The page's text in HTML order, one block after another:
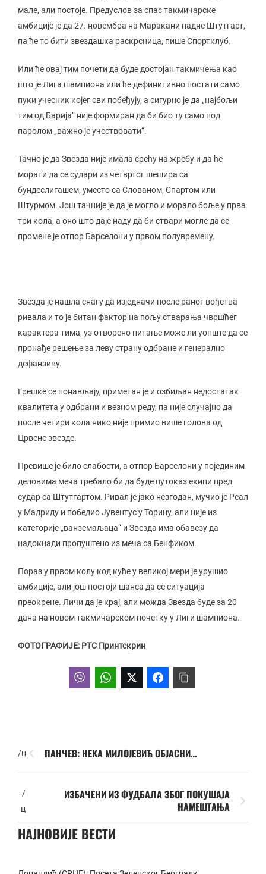
мале, али постоје. Предуслов за спас такмичарске
амбиције је да 27. новембра на Маракани падне Штутгарт,
па ће то бити звездашка раскрсница, пише Спортклуб.
Или ће овај тим почети да буде достојан такмичења као
што је Лига шампиона или ће дефинитивно постати само
пуки учесник којег сви побеђују, а сигурно је да „најбољи
тим од Барија“ није формиран да би био ту само под
паролом „важно је учествовати“.
Тачно је да Звезда није имала срећу на жребу и да ће
морати да се судари из четвртог шешира са
бундеслигашем, уместо са Слованом, Спартом или
Штурмом. Још тачније је да је могло и морало боље у прва
три кола, а оно што даје наду да би ствари могле да се
промене је отпор Барселони у првом полувремену.
Звезда је нашла снагу да изједначи после раног вођства
ривала и то је битан фактор на пољу стварања чвршћег
карактера тима, уз отворено питање може ли уопште да се
пронађе решење за леву страну одбране и генерално
дефанзиву.
Грешке се понављају, приметан је и озбиљан недостатак
квалитета у одбрани и везном реду, па није случајно да
после четири кола нико није примио више голова од
Црвене звезде.
Превише је било слабости, а отпор Барселони у појединим
деловима меча требало би да буде путоказ екипи пред
судар са Штутгартом. Ривал је јако незгодан, мучио је Реал
у Мадриду и победио Јувентус у Торину, али није из
категорије „ванземаљаца“ и Звезда има обавезу да
надокнади пропуштено из меча са Бенфиком.
Пораз у првом колу код куће у великој мери је урушио
амбиције, али још постоји шанса да се ситуација
преокрене. Личи да је крај, али можда Звезда буде за 20
дана на новом такмичарском почетку у Лиги шампиона.
ФОТОГРАФИЈЕ: РТС Принтскрин
/ц ПАНЧЕВ: НЕКА МИЛОЈЕВИЋ ОБЈАСНИ…
/
ц
ИЗБАЧЕНИ ИЗ ФУДБАЛА ЗБОГ ПОКУШАЈА
НАМЕШТАЊА
НАЈНОВИЈЕ ВЕСТИ